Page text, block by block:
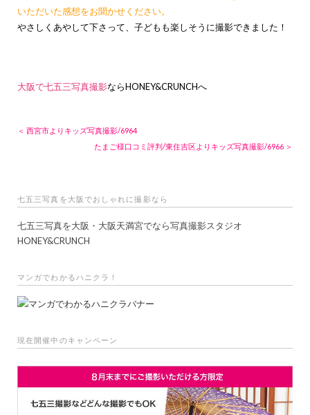
いただいた感想をお聞かせください。
やさしくあやして下さって、子どもも楽しそうに撮影できました！
大阪で七五三写真撮影ならHONEY&CRUNCHへ
＜ 西宮市よりキッズ写真撮影/6964
たまご様口コミ評判/東住吉区よりキッズ写真撮影/6966 ＞
七五三写真を大阪でおしゃれに撮影なら
七五三写真を大阪・大阪天満宮でなら写真撮影スタジオ
HONEY&CRUNCH
マンガでわかるハニクラ！
現在開催中のキャンペーン